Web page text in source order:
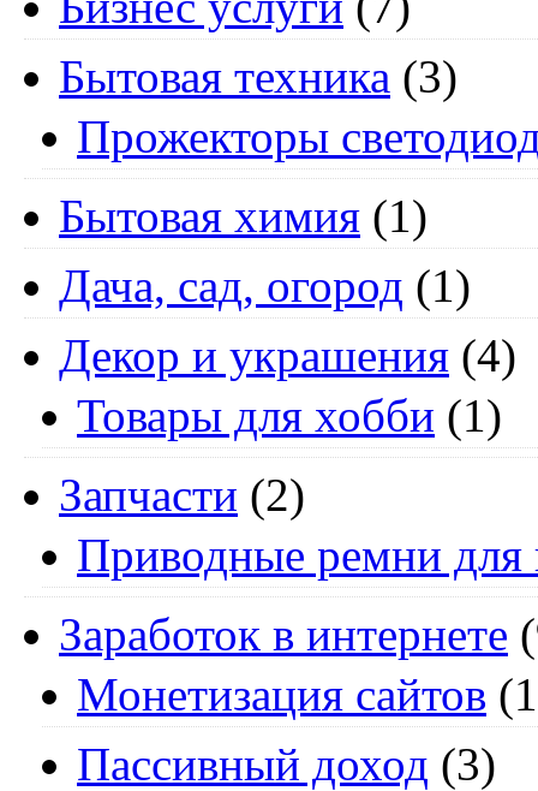
Бытовая техника (3)
Прожекторы
Бытовая химия (1)
Дача, сад, огород (1)
Декор и украшения (4)
Товары для хобби (1)
Запчасти (2)
Приводные ремни для
Заработок в интернете
Монетизация сайтов
Пассивный доход (3)